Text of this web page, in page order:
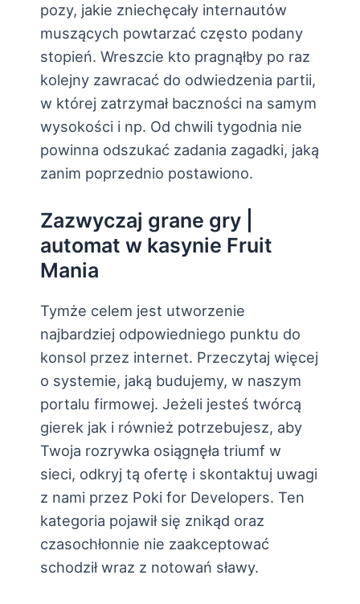
pozy, jakie zniechęcały internautów
muszących powtarzać często podany
stopień. Wreszcie kto pragnąłby po raz
kolejny zawracać do odwiedzenia partii,
w której zatrzymał baczności na samym
wysokości i np. Od chwili tygodnia nie
powinna odszukać zadania zagadki, jaką
zanim poprzednio postawiono.
Zazwyczaj grane gry |
automat w kasynie Fruit
Mania
Tymże celem jest utworzenie
najbardziej odpowiedniego punktu do
konsol przez internet. Przeczytaj więcej
o systemie, jaką budujemy, w naszym
portalu firmowej. Jeżeli jesteś twórcą
gierek jak i również potrzebujesz, aby
Twoja rozrywka osiągnęła triumf w
sieci, odkryj tą ofertę i skontaktuj uwagi
z nami przez Poki for Developers. Ten
kategoria pojawił się znikąd oraz
czasochłonnie nie zaakceptować
schodził wraz z notowań sławy.